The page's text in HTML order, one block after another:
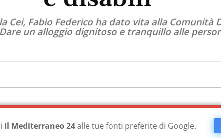
Cei, Fabio Federico ha dato vita alla Comunità
un alloggio dignitoso e tranquillo alle
Il Mediterraneo 24alle tue fonti preferite di Google.